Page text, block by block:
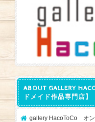
ABOUT GALLERY
ドメイド作品専門店】
gallery HacoToCo オン